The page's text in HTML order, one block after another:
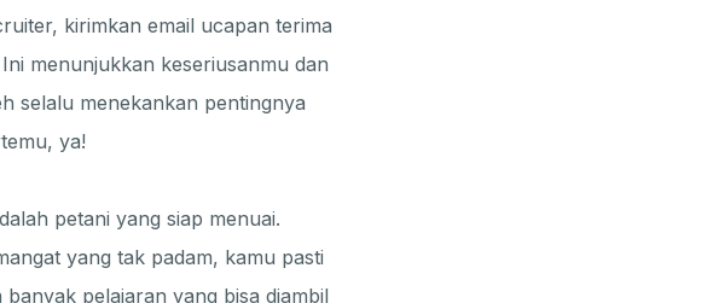
kirimkan email ucapan terima
menunjukkan keseriusanmu dan
selalu menekankan pentingnya
ya!
petani yang siap menuai.
yang tak padam, kamu pasti
pelajaran yang bisa diambil